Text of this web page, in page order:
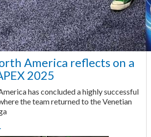
America reflects on a
2025
has concluded a highly successful
the team returned to the Venetian